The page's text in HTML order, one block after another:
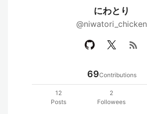
にわとり
@niwatori_chicken
rss_feed
69Contributions
12
Posts
2
Followees